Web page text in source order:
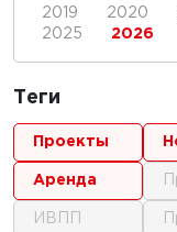
2019
2020
2025
2026
Теги
проекты
аренда
ИВПП